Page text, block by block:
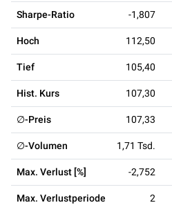
Sharpe-Ratio -1,807
Hoch 112,50
Tief 105,40
Hist. Kurs 107,30
∅-Preis 107,33
∅-Volumen 1,71 Tsd.
Max. Verlust [%] -2,752
Max. Verlustperiode
2